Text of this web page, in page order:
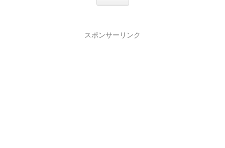
スポンサーリンク